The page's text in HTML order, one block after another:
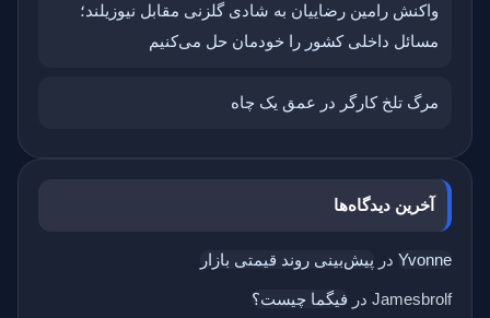
واکنش رامین رضاییان به شادی گلزنی مقابل نیوزیلند؛
مسائل داخلی کشور را خودمان حل می‌کنیم
مرگ تلخ کارگر در عمق یک چاه
آخرین دیدگاه‌ها
Yvonne در پیش‌بینی روند قیمتی بازار
Jamesbrolf در فیگما چیست؟